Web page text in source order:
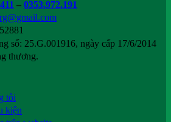
– 0353.972.191
số: 25.G.001916, ngày cấp 17/6/2014
thương.
tôi
kiện